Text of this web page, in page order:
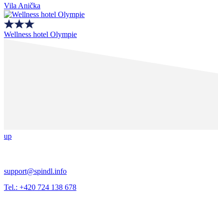
Vila Anička
Wellness hotel Olympie
up
support@spindl.info
Tel.: +420 724 138 678